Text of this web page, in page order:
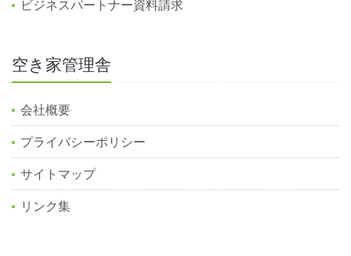
ビジネスパートナー資料請求
空き家管理舎
会社概要
プライバシーポリシー
サイトマップ
リンク集